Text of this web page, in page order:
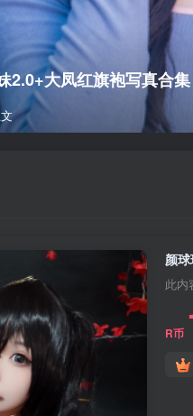
2.0+大凤红旗袍写真合集
颜
此内
R币